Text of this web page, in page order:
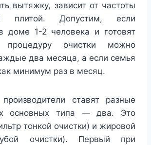
вытяжку, зависит от частоты
плитой. Допустим, если
доме 1-2 человека и готовят
очистки можно
два месяца, а если семья
минимум раз в месяц.
ставят разные
основных типа — два. Это
тонкой очистки) и жировой
очистки). Первый при